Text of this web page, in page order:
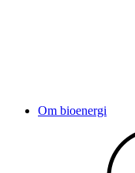
Om bioenergi